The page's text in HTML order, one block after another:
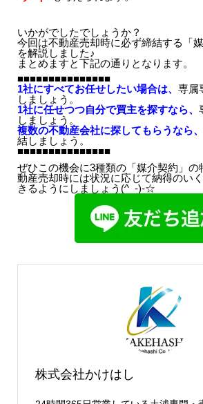
いかがでしたでしょうか？
今回は不動産売却時に必ず締結する「
を解説しました♪
まとめますと下記の通りとなります。
■■■■■■■■■■■■■■■
1社にすべてお任せしたい場合は、 専属
しましょう。
1社に任せつつ自分で買主を探すなら、
しましょう。
複数の不動産会社に探してもらうなら、
結しましょう。
■■■■■■■■■■■■■■■
ぜひこの機会に3種類の「媒介契約」の
動産売却時には状況に応じて納得のい
きるようにしましょう(^_-)-☆
株式会社かけはし